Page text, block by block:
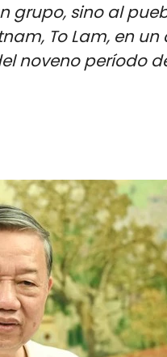
grupo, sino al
To Lam, en
noveno período